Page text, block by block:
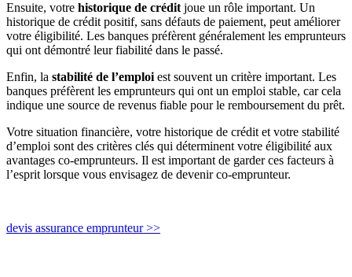
Ensuite, votre historique de crédit joue un rôle important. Un
historique de crédit positif, sans défauts de paiement, peut améliorer
votre éligibilité. Les banques préfèrent généralement les emprunteurs
qui ont démontré leur fiabilité dans le passé.
Enfin, la stabilité de l’emploi est souvent un critère important. Les
banques préfèrent les emprunteurs qui ont un emploi stable, car cela
indique une source de revenus fiable pour le remboursement du prêt.
Votre situation financière, votre historique de crédit et votre stabilité
d’emploi sont des critères clés qui déterminent votre éligibilité aux
avantages co-emprunteurs. Il est important de garder ces facteurs à
l’esprit lorsque vous envisagez de devenir co-emprunteur.
devis assurance emprunteur >>